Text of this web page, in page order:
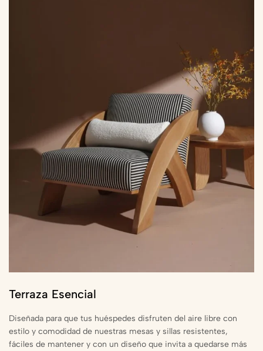
Terraza Esencial
Diseñada para que tus huéspedes disfruten del aire libre con
estilo y comodidad de nuestras mesas y sillas resistentes,
fáciles de mantener y con un diseño que invita a quedarse más